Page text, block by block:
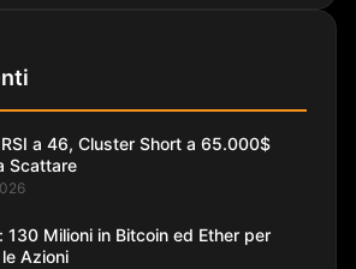
a 46, Cluster Short a 65.000$
Scattare
130 Milioni in Bitcoin ed Ether per
Azioni